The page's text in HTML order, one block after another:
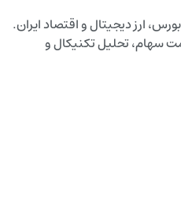
ارز دیجیتال و اقتصاد ایران.
سهام، تحلیل تکنیکال و